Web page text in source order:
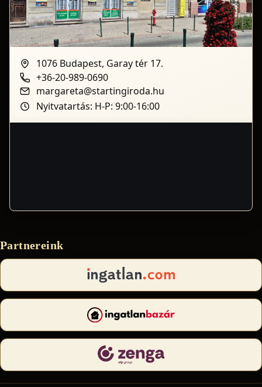
1076 Budapest, Garay tér 17.
+36-20-989-0690
margareta@startingiroda.hu
Nyitvatartás: H-P: 9:00-16:00
Partnereink